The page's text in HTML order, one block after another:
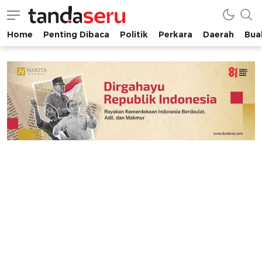
tandaseru.com | Penting Dibaca
tandaseru.com
Home Penting Dibaca Politik Perkara Daerah